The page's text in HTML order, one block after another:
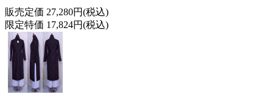
販売定価 27,280円(税込)
限定特価 17,824円(税込)